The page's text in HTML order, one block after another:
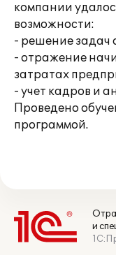
компании
возможности:
- решение задач
- отражение
затратах
- учет кадров и
Проведено
программой.
и